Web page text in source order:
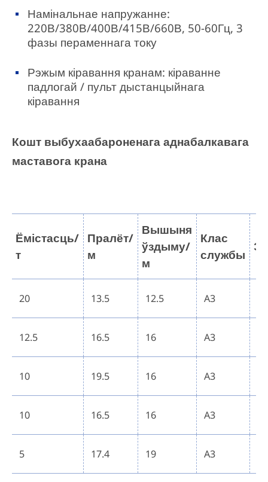
Намінальнае напружанне:
220В/380В/400В/415В/660В, 50-60Гц, 3
фазы пераменнага току
Рэжым кіравання кранам: кіраванне
падлогай / пульт дыстанцыйнага
кіравання
Кошт выбухаабароненага аднабалкавага
маставога крана
Ёмістасць/
т
Пралёт/
м
Вышыня
ўздыму/
м
Клас
службы
20 13.5 12.5 A3
12.5 16.5 16 A3
10 19.5 16 A3
10 16.5 16 A3
5 17.4 19 A3